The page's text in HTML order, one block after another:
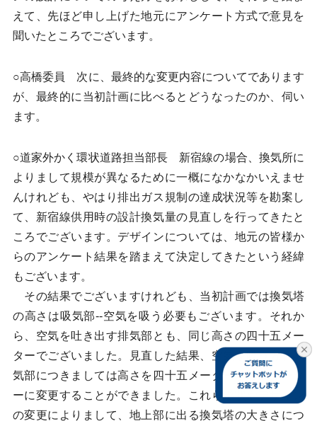
えて、先ほど申し上げた地元にアンケート方式で意見を
聞いたところでございます。
○高橋委員 次に、最終的な変更内容についてであります
が、最終的に当初計画に比べるとどうなったのか、伺い
ます。
○道家外かく環状道路担当部長 新宿線の場合、換気所に
よりまして規模が異なるために一概になかなかいえませ
んけれども、やはり排出ガス規制の達成状況等を勘案し
て、新宿線供用時の設計換気量の見直しを行ってきたと
ころでございます。デザインについては、地元の皆様か
らのアンケート結果を踏まえて決定してきたという経緯
もございます。
その結果でございますけれども、当初計画では換気塔
の高さは吸気部--空気を吸う必要もございます。それか
ら、空気を吐き出す排気部とも、同じ高さの四十五メー
ターでございました。見直した結果、空気を吸う方、吸
気部につきましては高さを四十五メーターから五メータ
ーに変更することができました。これら形状やデザイン
の変更によりまして、地上部に出る換気塔の大きさにつ